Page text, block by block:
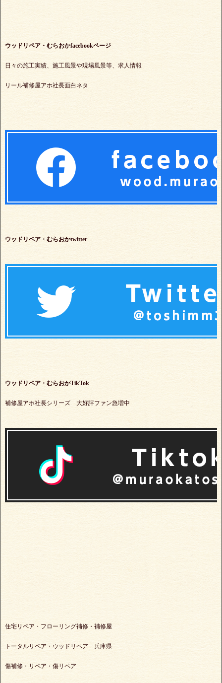
ウッドリペア・むらおかfacebookページ
日々の施工実績、施工風景や現場風景等、求人情報
リール補修屋アホ社長面白ネタ
ウッドリペア・むらおかtwitter
ウッドリペア・むらおかTikTok
補修屋アホ社長シリーズ 大好評ファン急増中
住宅リペア・フローリング補修・補修屋
トータルリペア・ウッドリペア 兵庫県
傷補修・リペア・傷リペア